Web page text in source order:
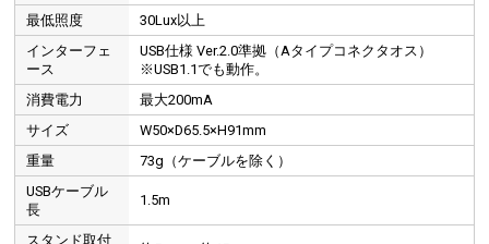
最低照度
30Lux以上
インターフェ
ース
USB仕様 Ver.2.0準拠（Aタイプコネクタオス）
※USB1.1でも動作。
消費電力
最大200mA
サイズ
W50×D65.5×H91mm
重量
73g（ケーブルを除く）
USBケーブル
長
1.5m
スタンド取付